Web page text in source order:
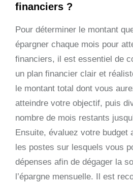
financiers ?
Pour déterminer le montant
épargner chaque mois pour
financiers, il est essentiel de
un plan financier clair et
le montant total dont vous
atteindre votre objectif, puis
nombre de mois restants
Ensuite, évaluez votre budget
les postes sur lesquels vous
dépenses afin de dégager la
l’épargne mensuelle. Il est